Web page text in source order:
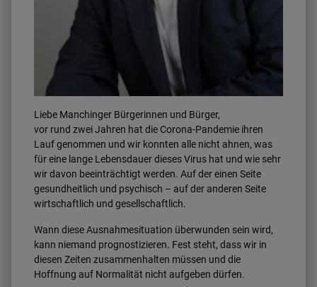
Liebe Manchinger Bürgerinnen und Bürger,
vor rund zwei Jahren hat die Corona-Pandemie ihren
Lauf genommen und wir konnten alle nicht ahnen, was
für eine lange Lebensdauer dieses Virus hat und wie sehr
wir davon beeinträchtigt werden. Auf der einen Seite
gesundheitlich und psychisch – auf der anderen Seite
wirtschaftlich und gesellschaftlich.
Wann diese Ausnahmesituation überwunden sein wird,
kann niemand prognostizieren. Fest steht, dass wir in
diesen Zeiten zusammenhalten müssen und die
Hoffnung auf Normalität nicht aufgeben dürfen.